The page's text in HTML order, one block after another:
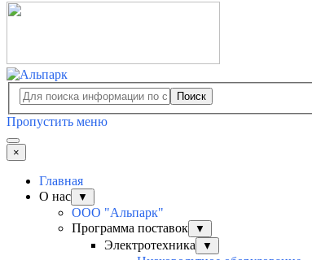
Поиск
Пропустить меню
×
Главная
О нас
▼
ООО "Альпарк"
Программа поставок
▼
Электротехника ▼